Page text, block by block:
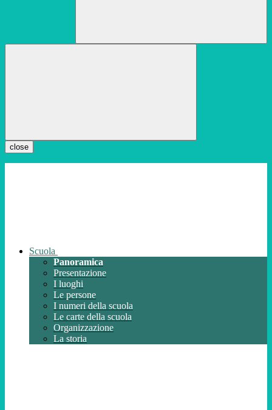
close
Scuola
Panoramica
Presentazione
I luoghi
Le persone
I numeri della scuola
Le carte della scuola
Organizzazione
La storia